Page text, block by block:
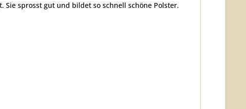
sprosst gut und bildet so schnell schöne Polster.